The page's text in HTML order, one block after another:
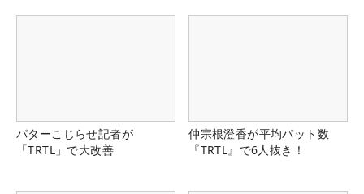
パターこじらせ記者が
「TRTL」で大改善
仲宗根澄香が平均パット数
『TRTL』で6人抜き！